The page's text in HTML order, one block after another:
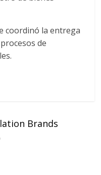
coordinó la entrega
de
Brands